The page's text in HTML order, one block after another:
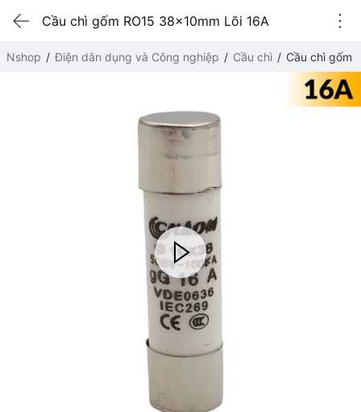
Cầu chì gốm RO15 38x10mm Lõi 16A
Nshop Điện dân dụng và Công nghiệp Cầu chì Cầu chì gốm